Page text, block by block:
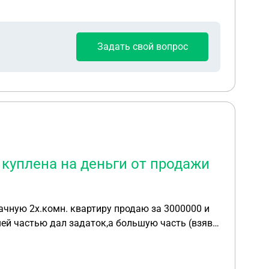
в 690000 рублей) и оставить машину
Задать свой вопрос
на деньги от продажи
2х.комн. квартиру продаю за 3000000 и
частью дал задаток,а большую часть (взяв
дом в